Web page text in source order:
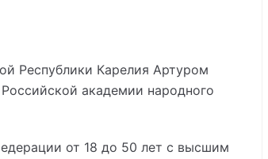
Республики Карелия Артуром
академии народного
от 18 до 50 лет с высшим